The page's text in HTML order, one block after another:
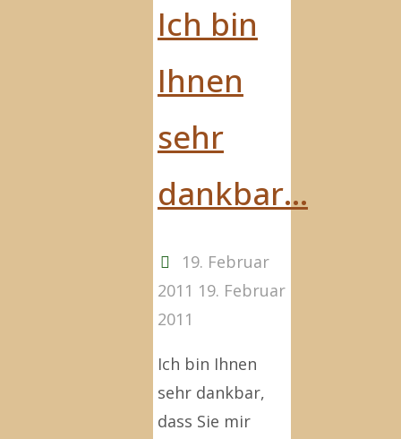
Ich bin
Ihnen
sehr
dankbar…
19. Februar
2011 19. Februar
2011
Ich bin Ihnen
sehr dankbar,
dass Sie mir